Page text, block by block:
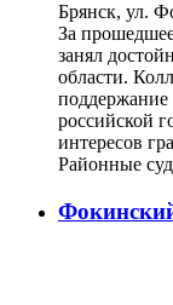
Брянск, ул.
За
занял
области.
поддержание
российской
интересов
Районные